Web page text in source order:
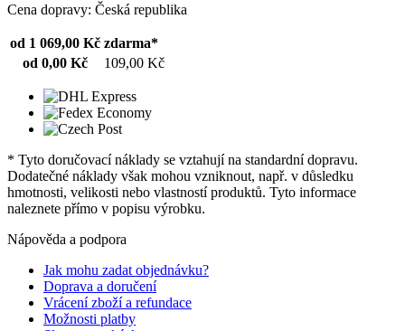
Cena dopravy: Česká republika
od 1 069,00 Kč zdarma*
od 0,00 Kč
109,00 Kč
* Tyto doručovací náklady se vztahují na standardní dopravu.
Dodatečné náklady však mohou vzniknout, např. v důsledku
hmotnosti, velikosti nebo vlastností produktů. Tyto informace
naleznete přímo v popisu výrobku.
Nápověda a podpora
Jak mohu zadat objednávku?
Doprava a doručení
Vrácení zboží a refundace
Možnosti platby